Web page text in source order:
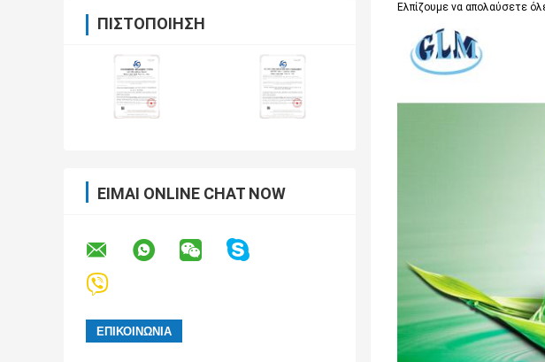
ΠΙΣΤΟΠΟΊΗΣΗ
ΕΊΜΑΙ ONLINE CHAT NOW
Ελπίζουμε να απολαύσετε